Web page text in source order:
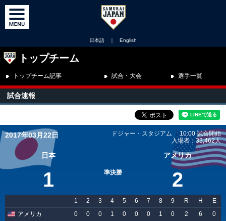
日本語 ｜ English
トップチーム
トップチーム記事 試合・大会 選手一覧
試合速報
2017年03月22日
ドジャー・スタジアム 10:00 試合開始
入場者：33,462人
日本
1 準決勝
アメリカ
2
1 2 3 4 5 6 7 8 9 R H
E
アメリカ
0 0 0 1 0 0 0 1 0 2 6
0